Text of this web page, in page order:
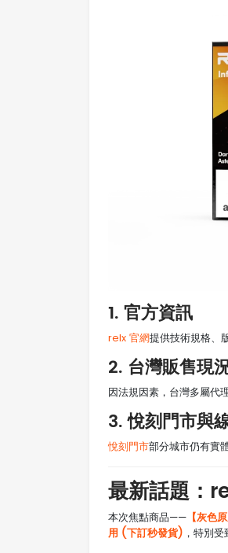
1. 官方資訊
relx 官網提供技術規格、
2. 台灣販售現
因法規因素，台灣多屬代
3. 悅刻門市與
悅刻門市部分城市仍有實
最新話題：
本次焦點商品—— 【灰色
用 (下訂秒發貨) ，特別